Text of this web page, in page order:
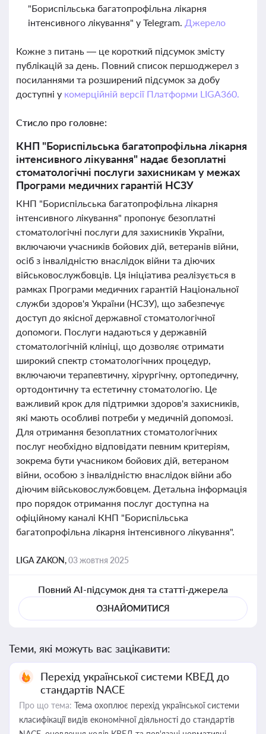
"Бориспільська багатопрофільна лікарня
інтенсивного лікування" у Telegram. Джерело
Кожне з питань — це короткий підсумок змісту
публікацій за день. Повний список першоджерел з
посиланнями та розширений підсумок за добу
доступні у комерційній версії Платформи LIGA360.
Стисло про головне:
КНП "Бориспільська багатопрофільна лікарня
інтенсивного лікування" надає безоплатні
стоматологічні послуги захисникам у межах
Програми медичних гарантій НСЗУ
КНП "Бориспільська багатопрофільна лікарня
інтенсивного лікування" пропонує безоплатні
стоматологічні послуги для захисників України,
включаючи учасників бойових дій, ветеранів війни,
осіб з інвалідністю внаслідок війни та діючих
військовослужбовців. Ця ініціатива реалізується в
рамках Програми медичних гарантій Національної
служби здоров'я України (НСЗУ), що забезпечує
доступ до якісної державної стоматологічної
допомоги. Послуги надаються у державній
стоматологічній клініці, що дозволяє отримати
широкий спектр стоматологічних процедур,
включаючи терапевтичну, хірургічну, ортопедичну,
ортодонтичну та естетичну стоматологію. Це
важливий крок для підтримки здоров'я захисників,
які мають особливі потреби у медичній допомозі.
Для отримання безоплатних стоматологічних
послуг необхідно відповідати певним критеріям,
зокрема бути учасником бойових дій, ветераном
війни, особою з інвалідністю внаслідок війни або
діючим військовослужбовцем. Детальна інформація
про порядок отримання послуг доступна на
офіційному каналі КНП "Бориспільська
багатопрофільна лікарня інтенсивного лікування".
LIGA ZAKON,03 жовтня 2025
Повний AI-підсумок дня та статті-джерела
ОЗНАЙОМИТИСЯ
Теми, які можуть вас зацікавити:
Перехід української системи КВЕД до
стандартів NACE
Про що тема: Тема охоплює перехід української системи
класифікації видів економічної діяльності до стандартів